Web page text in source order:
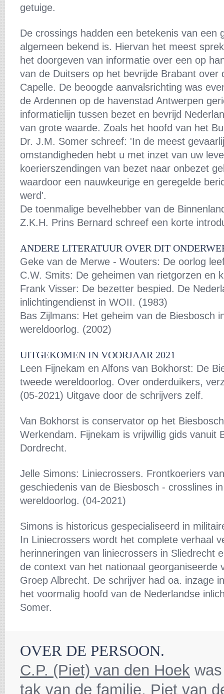
getuige.
De crossings hadden een betekenis van een
algemeen bekend is. Hiervan het meest
het doorgeven van informatie over een op
van de Duitsers op het bevrijde Brabant over
Capelle. De beoogde aanvalsrichting was
de Ardennen op de havenstad Antwerpen
informatielijn tussen bezet en bevrijd
van grote waarde. Zoals het hoofd van het
Dr. J.M. Somer schreef: 'In de meest
omstandigheden hebt u met inzet van uw
koerierszendingen van bezet naar onbezet
waardoor een nauwkeurige en geregelde
werd'.
De toenmalige bevelhebber van de
Z.K.H. Prins Bernard schreef een korte
ANDERE LITERATUUR OVER DIT
Geke van de Merwe - Wouters: De oorlog
C.W. Smits: De geheimen van rietgorzen en
Frank Visser: De bezetter bespied. De
inlichtingendienst in WOII. (1983)
Bas Zijlmans: Het geheim van de Biesbosch
wereldoorlog. (2002)
UITGEKOMEN IN VOORJAAR 2021
Leen Fijnekam en Alfons van Bokhorst: De
tweede wereldoorlog. Over onderduikers,
(05-2021) Uitgave door de schrijvers zelf.
Van Bokhorst is conservator op het
Werkendam. Fijnekam is vrijwillig gids vanuit
Dordrecht.
Jelle Simons: Liniecrossers. Frontkoeriers
geschiedenis van de Biesbosch - crosslines
wereldoorlog. (04-2021)
Simons is historicus gespecialiseerd in
In Liniecrossers wordt het complete verhaal
herinneringen van liniecrossers in Sliedrecht
de context van het nationaal georganiseerde
Groep Albrecht. De schrijver had oa. inzage
het voormalig hoofd van de Nederlandse
Somer.
OVER DE PERSOON.
C.P. (Piet) van den Hoek
tak van de familie. Piet van